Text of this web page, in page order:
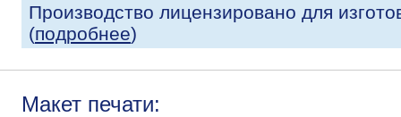
Производство лицензировано для
(подробнее)
Макет печати: